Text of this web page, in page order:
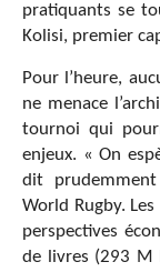
pratiquants se
Kolisi, premier
Pour l’heure,
ne menace
tournoi qui
enjeux. « On
dit
World Rugby.
perspectives
de livres (293 M